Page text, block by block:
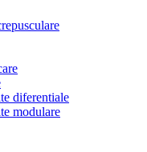
diferentiale
modulare